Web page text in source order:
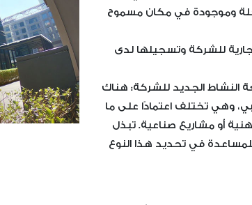
وموجودة في مكان مسموح
للشركة وتسجيلها لدى
النشاط الجديد للشركة: هناك
وهي تختلف اعتمادًا على ما
أو مشاريع صناعية. تبذل
في تحديد هذا النوع